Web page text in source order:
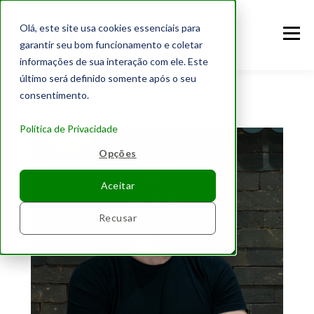
Olá, este site usa cookies essenciais para
garantir seu bom funcionamento e coletar
informações de sua interação com ele. Este
último será definido somente após o seu
consentimento.
Política de Privacidade
Opções
Aceitar
Recusar